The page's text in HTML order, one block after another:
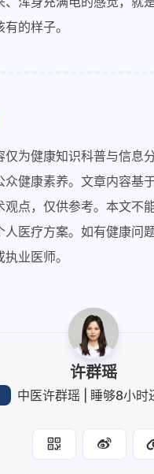
的样子。
仅为健康知识科普与信息
众健康素养。文章内容基
观点，仅供参考。本文不
人医疗方案。如有健康问
业医师。
许群瑶